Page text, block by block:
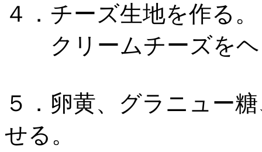
４．チーズ生地を作る。
クリームチーズをヘ
５．卵黄、グラニュー
せる。